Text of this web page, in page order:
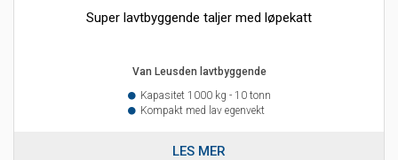
Super lavtbyggende taljer med løpekatt
Van Leusden lavtbyggende
Kapasitet 1000 kg - 10 tonn
Kompakt med lav egenvekt
LES MER